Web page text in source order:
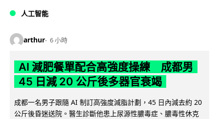
人工智能
arthur 6 小時
AI 減肥餐單配合高強度操練 成都男
45 日減 20 公斤後多器官衰竭
成都一名男子跟隨 AI 制訂高強度減脂計劃，45 日內減去約 20
公斤後昏迷送院。醫生診斷他患上尿源性膿毒症、膿毒性休克